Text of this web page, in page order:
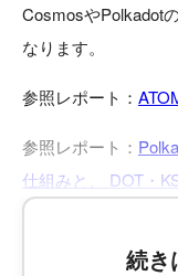
CosmosやPolkadot
なります。
参照レポート：
参照レポート：
仕組みと、 DOT・
続き